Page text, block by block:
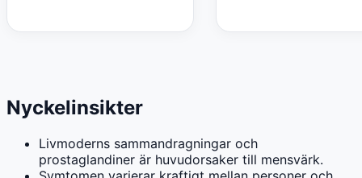
Nyckelinsikter
Livmoderns sammandragningar och
prostaglandiner är huvudorsaker till mensvärk.